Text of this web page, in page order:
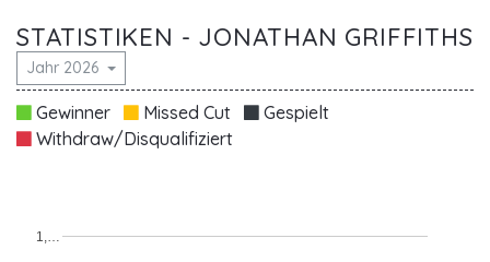
STATISTIKEN - JONATHAN GRIFFITHS
Jahr 2026
Gewinner Missed Cut
Gespielt
Withdraw/Disqualifiziert
1,…